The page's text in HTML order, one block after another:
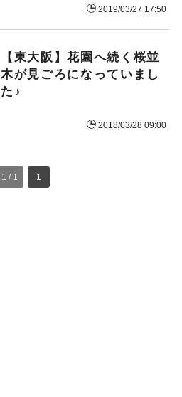
2019/03/27 17:50
【東大阪】花園へ続く桜並
木が見ごろになっていまし
た♪
2018/03/28 09:00
1 / 1 1